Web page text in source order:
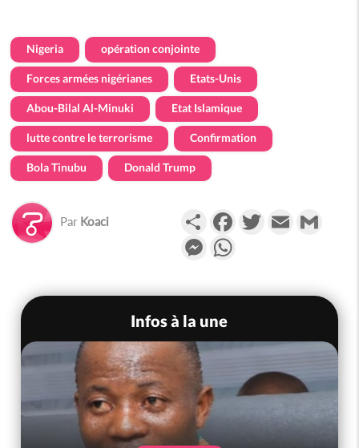
Nigeria opération conjointe
Forces armées nigérianes Etats-Unis
Abou-Bilal Al-Minuki Etat Islamique
lutte contre le terrorisme Confirmation
Bola Tinubu Donald Trump
Par Koaci PartagerFacebookTwitterEmail
Messenger
Infos à la une